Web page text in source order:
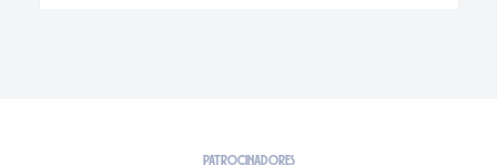
PATROCINADORES